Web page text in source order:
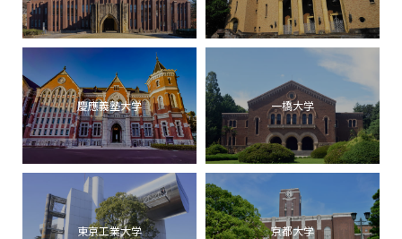
慶應義塾大学 一橋大学
東京工業大学 京都大学